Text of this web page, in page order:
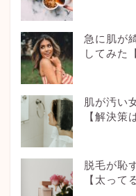
急に肌が
してみた
肌が汚い
【解決策
脱毛が恥
【太って